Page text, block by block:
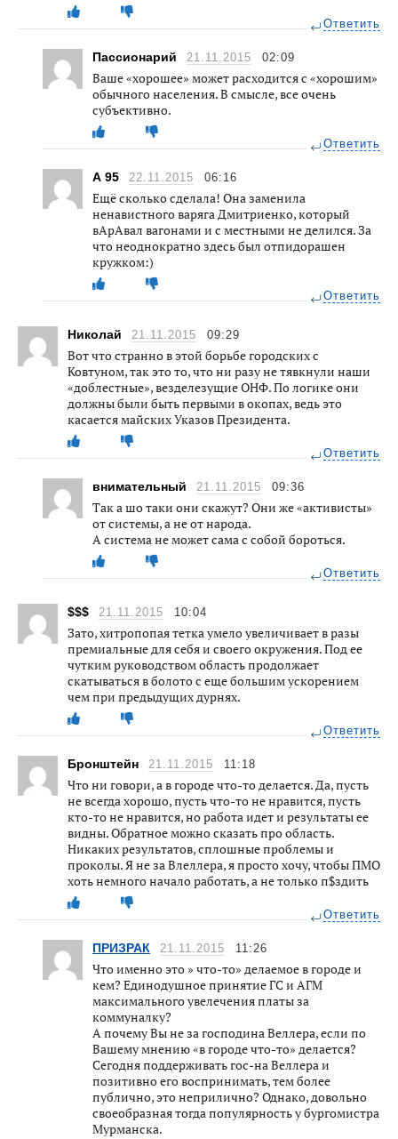
Ответить
Пассионарий 21.11.2015 02:09
Ваше «хорошее» может расходится с «хорошим»
обычного населения. В смысле, все очень
субъективно.
Ответить
А 95 22.11.2015 06:16
Ещё сколько сделала! Она заменила
ненавистного варяга Дмитриенко, который
вАрАвал вагонами и с местными не делился. За
что неоднократно здесь был отпидорашен
кружком:)
Ответить
Николай 21.11.2015 09:29
Вот что странно в этой борьбе городских с
Ковтуном, так это то, что ни разу не тявкнули наши
«доблестные», везделезущие ОНФ. По логике они
должны были быть первыми в окопах, ведь это
касается майских Указов Президента.
Ответить
внимательный 21.11.2015 09:36
Так а шо таки они скажут? Они же «активисты»
от системы, а не от народа.
А система не может сама с собой бороться.
Ответить
$$$ 21.11.2015 10:04
Зато, хитропопая тетка умело увеличивает в разы
премиальные для себя и своего окружения. Под ее
чутким руководством область продолжает
скатываться в болото с еще большим ускорением
чем при предыдущих дурнях.
Ответить
Бронштейн 21.11.2015 11:18
Что ни говори, а в городе что-то делается. Да, пусть
не всегда хорошо, пусть что-то не нравится, пусть
кто-то не нравится, но работа идет и результаты ее
видны. Обратное можно сказать про область.
Никаких результатов, сплошные проблемы и
проколы. Я не за Влеллера, я просто хочу, чтобы ПМО
хоть немного начало работать, а не только п$здить
Ответить
ПРИЗРАК 21.11.2015 11:26
Что именно это » что-то» делаемое в городе и
кем? Единодушное принятие ГС и АГМ
максимального увелечения платы за
коммуналку?
А почему Вы не за господина Веллера, если по
Вашему мнению «в городе что-то» делается?
Сегодня поддерживать гос-на Веллера и
позитивно его воспринимать, тем более
публично, это неприлично? Однако, довольно
своеобразная тогда популярность у бургомистра
Мурманска.